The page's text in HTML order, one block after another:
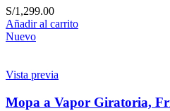
S/1,299.00
Añadir al carrito
Nuevo
Vista previa
Mopa a Vapor Giratoria,